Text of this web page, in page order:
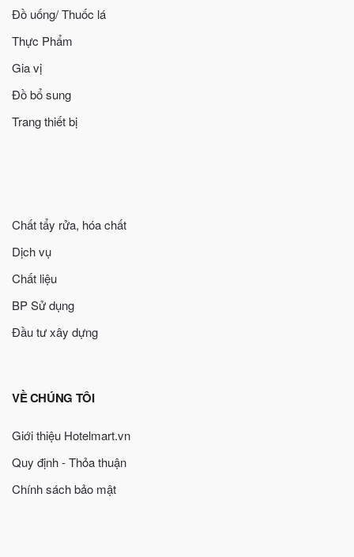
Đồ uống/ Thuốc lá
Thực Phẩm
Gia vị
Đồ bổ sung
Trang thiết bị
Chất tẩy rửa, hóa chất
Dịch vụ
Chất liệu
BP Sử dụng
Đầu tư xây dựng
VỀ CHÚNG TÔI
Giới thiệu Hotelmart.vn
Quy định - Thỏa thuận
Chính sách bảo mật